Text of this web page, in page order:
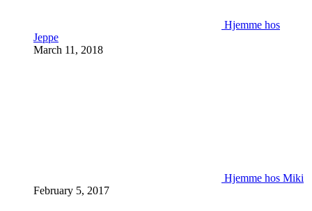
Hjemme hos
Jeppe
March 11, 2018
Hjemme hos Miki
February 5, 2017